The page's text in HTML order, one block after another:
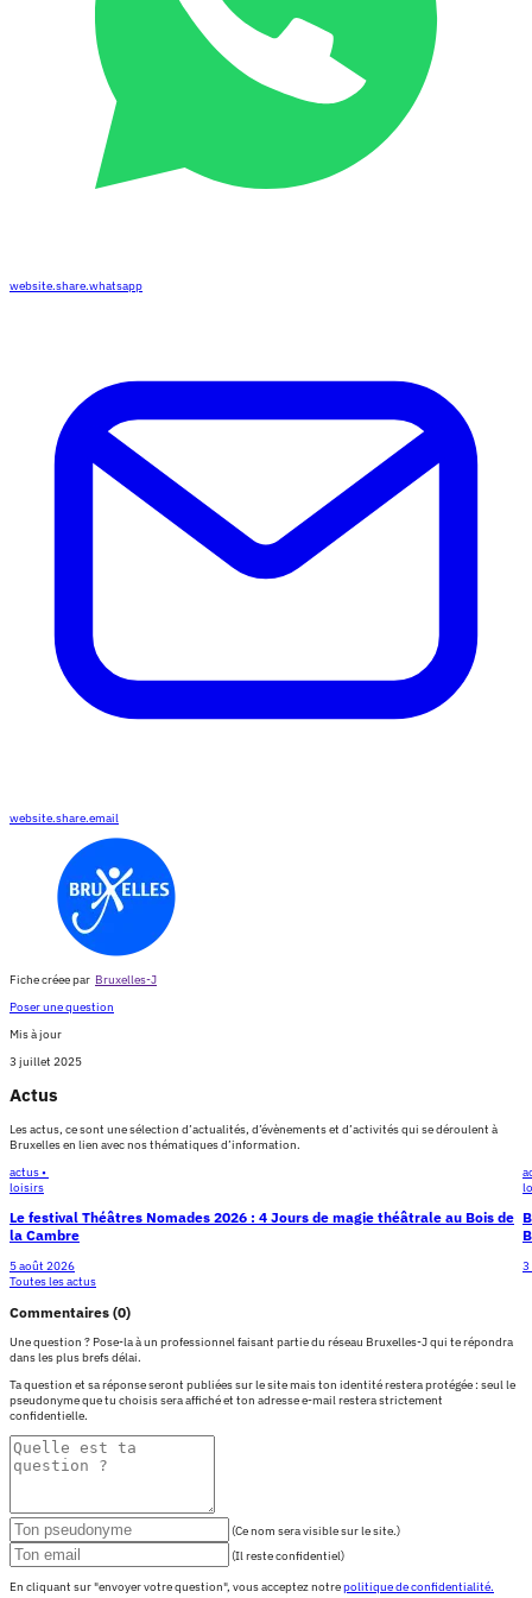
website.share.whatsapp
website.share.email
Fiche créee par Bruxelles-J
Poser une question
Mis à jour
3 juillet 2025
Actus
Les actus, ce sont une sélection d’actualités, d’évènements et d’activités qui se déroulent à
Bruxelles en lien avec nos thématiques d’information.
actus •
loisirs
Le festival Théâtres Nomades 2026 : 4 Jours de magie théâtrale au Bois de
la Cambre
5 août 2026
3
Toutes les actus
Commentaires (0)
Une question ? Pose-la à un professionnel faisant partie du réseau Bruxelles-J qui te répondra
dans les plus brefs délai.
Ta question et sa réponse seront publiées sur le site mais ton identité restera protégée : seul le
pseudonyme que tu choisis sera affiché et ton adresse e-mail restera strictement
confidentielle.
(Ce nom sera visible sur le site.)
(Il reste confidentiel)
En cliquant sur "envoyer votre question", vous acceptez notrepolitique de confidentialité.